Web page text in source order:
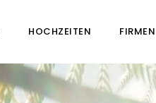
HOCHZEITEN FIRMEN